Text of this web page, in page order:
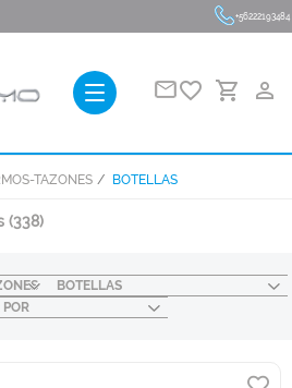
+56222193484
favorite_border person_outline
TAZONES BOTELLAS
(338)
BOTELLAS